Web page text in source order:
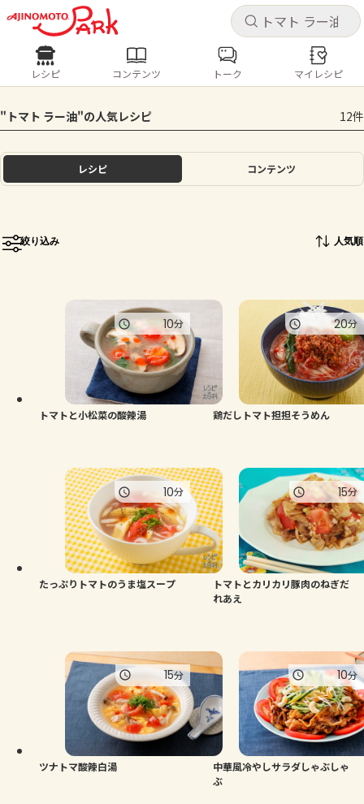
キャ
ログインするとレシピを保存できます
ログイン
ホーム
トーク
よくあるお問い合わせ
お買い物
キャ
レシピ コンテンツ
人気の食材・レシピ
きゅうり なす トマト とうもろこし
ピーマン
レシピ コンテンツ トーク マイレシピ
"トマト ラー油"の人気レシピ 12件
レシピ コンテンツ
絞り込み 人気順
トマトと小松菜の酸辣湯
10分
鶏だしトマト担担そうめん
20分
たっぷりトマトのうま塩スープ
10分
トマトとカリカリ豚肉のねぎだ
れあえ
15分
ツナトマ酸辣白湯
15分
中華風冷やしサラダしゃぶしゃ
ぶ
10分